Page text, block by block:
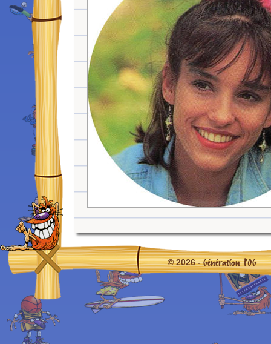
© 2026 -Génération POG